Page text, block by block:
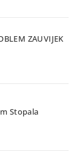
ZAUVIJEK
Stopala